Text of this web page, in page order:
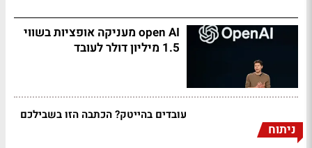
open AI מעניקה אופציות בשווי
1.5 מיליון דולר לעובד
ניתוח
עובדים בהייטק? הכתבה הזו בשבילכם